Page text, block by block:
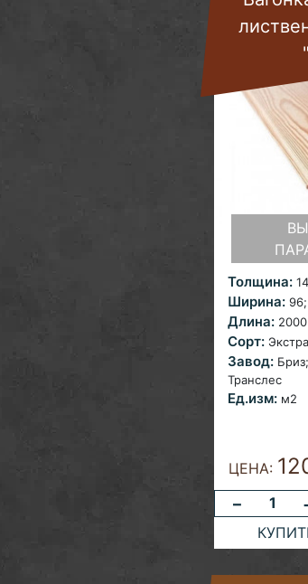
Толщина: 14
Ширина:
Длина:
Сорт:
Завод:
Транслес
Ед.изм: м2
ЦЕНА:
-